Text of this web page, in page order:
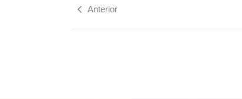
Anterior